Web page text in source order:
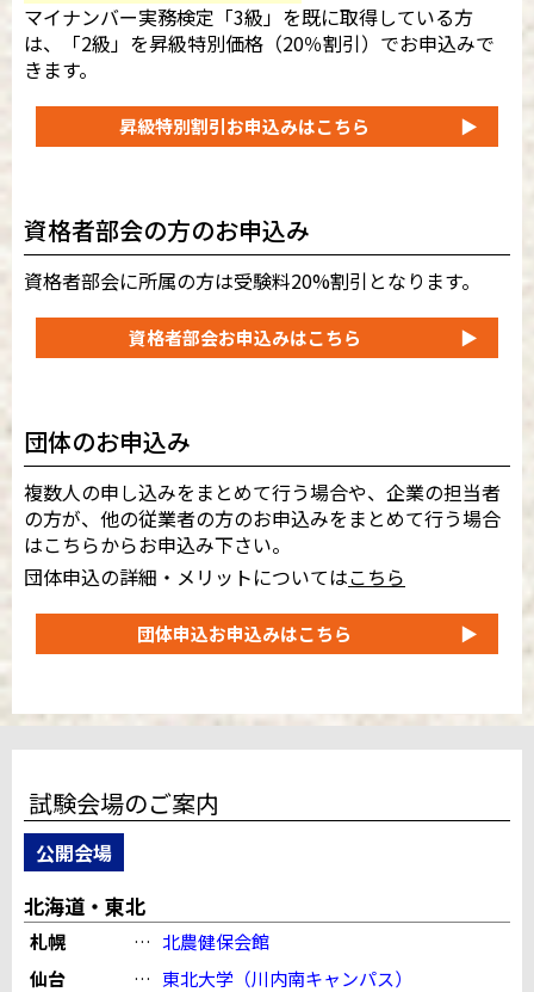
マイナンバー実務検定「3級」を既に取得している方
は、「2級」を昇級特別価格（20％割引）でお申込みで
きます。
昇級特別割引お申込みはこちら ▶
資格者部会の方のお申込み
資格者部会に所属の方は受験料20%割引となります。
資格者部会お申込みはこちら ▶
団体のお申込み
複数人の申し込みをまとめて行う場合や、企業の担当者
の方が、他の従業者の方のお申込みをまとめて行う場合
はこちらからお申込み下さい。
団体申込の詳細・メリットについてはこちら
団体申込お申込みはこちら ▶
試験会場のご案内
公開会場
北海道・東北
札幌 … 北農健保会館
仙台
… 東北大学（川内南キャンパス）